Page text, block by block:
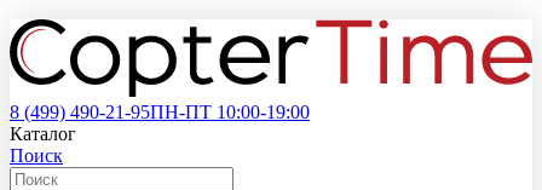
8 (499) 490-21-95ПН-ПТ 10:00-19:00
Каталог
Поиск